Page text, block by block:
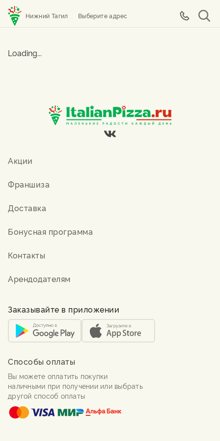
Нижний Тагил Выберите адрес
Loading...
Акции
Франшиза
Доставка
Бонусная программа
Контакты
Арендодателям
Заказывайте в приложении
Способы оплаты
Вы можете оплатить покупки
наличными при получении или выбрать
другой способ оплаты